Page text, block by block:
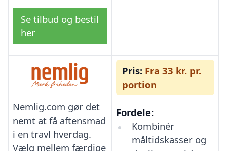
Se tilbud og bestil
her
Nemlig.com gør det
nemt at få aftensmad
i en travl hverdag.
Vælg mellem færdige
Pris: Fra 33 kr. pr.
portion
Fordele:
Kombinér
måltidskasser og